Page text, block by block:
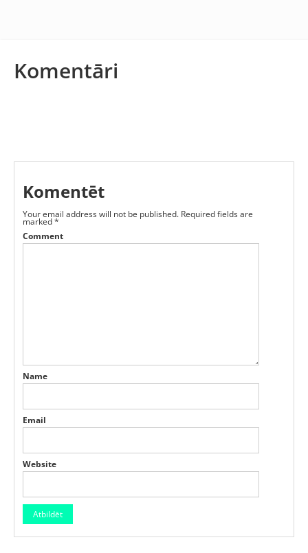
Komentāri
Komentēt
Your email address will not be published. Required fields are
marked*
Comment
Name
Email
Website